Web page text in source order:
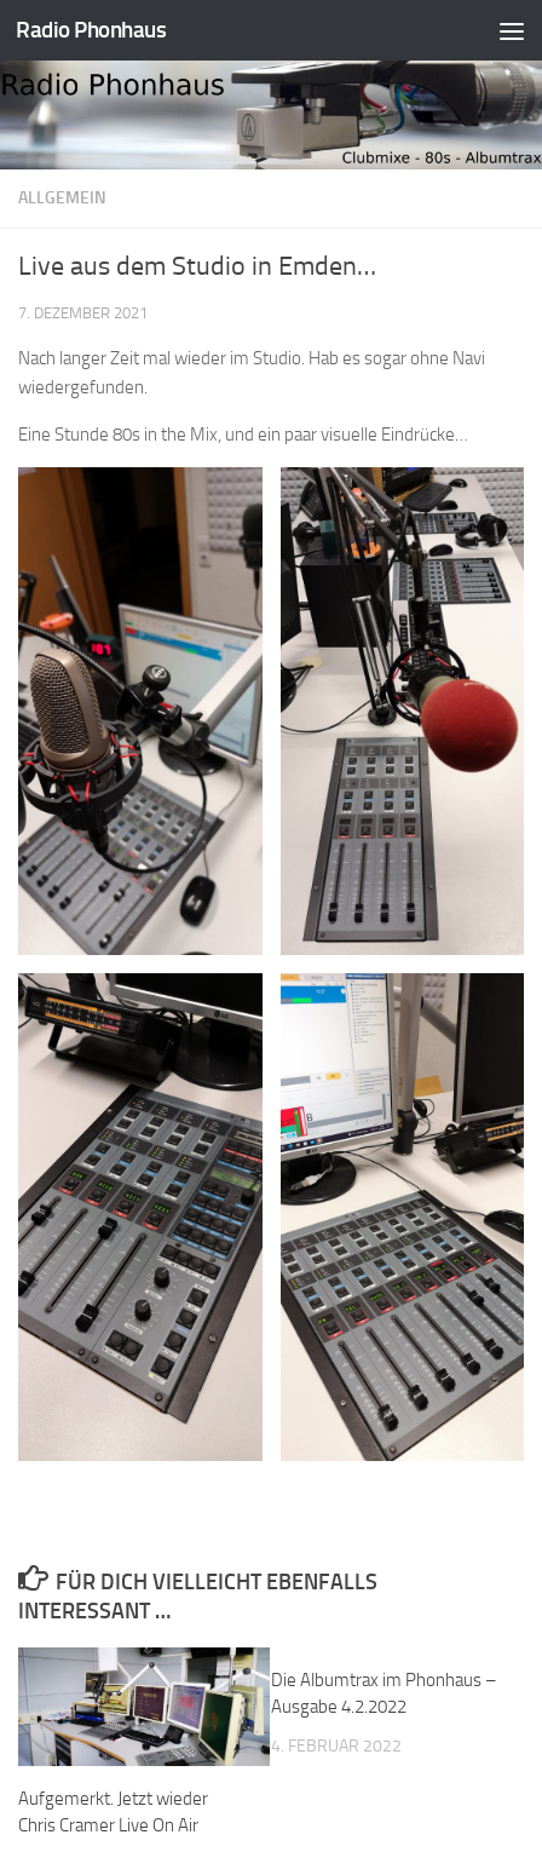
Zum Inhalt springen
Radio Phonhaus
ALLGEMEIN
Live aus dem Studio in Emden…
7. DEZEMBER 2021
Nach langer Zeit mal wieder im Studio. Hab es sogar ohne Navi
wiedergefunden.
Eine Stunde 80s in the Mix, und ein paar visuelle Eindrücke…
FÜR DICH VIELLEICHT EBENFALLS
INTERESSANT …
Aufgemerkt. Jetzt wieder
Chris Cramer Live On Air
Die Albumtrax im Phonhaus –
Ausgabe 4.2.2022
4. FEBRUAR 2022